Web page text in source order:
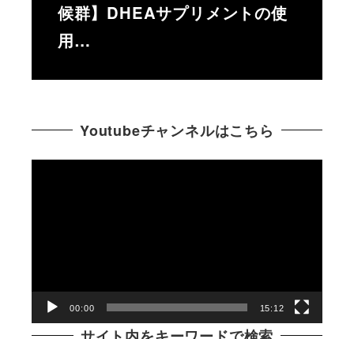
候群】DHEAサプリメントの使
用…
Youtubeチャンネルはこちら
00:00 15:12